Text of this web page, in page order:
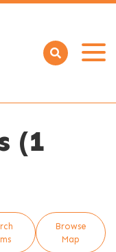
Open
(1
Browse
Map